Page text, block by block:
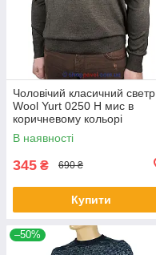
Чоловічий класичний светр
Wool Yurt 0250 Н мис в
коричневому кольорі
В наявності
345 ₴ 690 ₴
Купити
–50%